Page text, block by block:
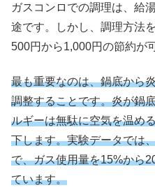
ガスコンロでの調理は、給
途です。しかし、調理方法
500円から1,000円の節約が
最も重要なのは、鍋底から
調整することです。炎が鍋
ルギーは無駄に空気を温め
下します。実験データでは
で、ガス使用量を15%から
ています。